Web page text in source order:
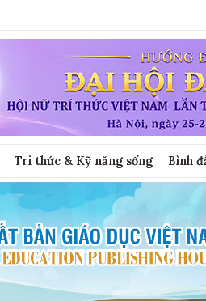
Tri thức & Kỹ năng sống Bình